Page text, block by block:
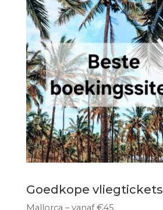
Goedkope vliegtickets
Mallorca – vanaf €45